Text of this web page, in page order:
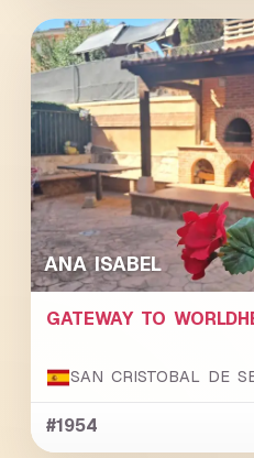
ANA ISABEL
GATEWAY TO
SAN CRISTOBAL DE
#1954